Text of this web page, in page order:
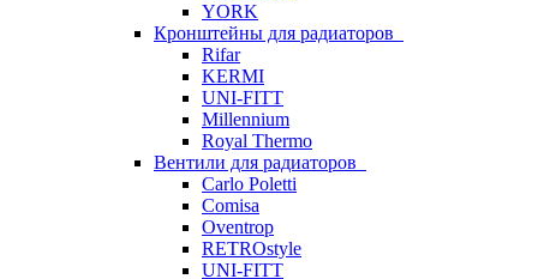
YORK
Кронштейны для радиаторов
Rifar
KERMI
UNI-FITT
Millennium
Royal Thermo
Вентили для радиаторов
Carlo Poletti
Comisa
Oventrop
RETROstyle
UNI-FITT